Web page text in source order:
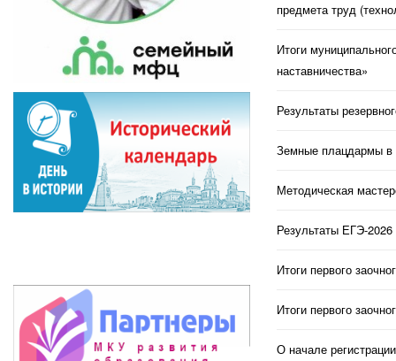
предмета труд
Итоги
наставничества»
Результаты
Земные плацдармы в
Методическая
Результаты ЕГЭ-
Итоги первого
Итоги первого
О начале